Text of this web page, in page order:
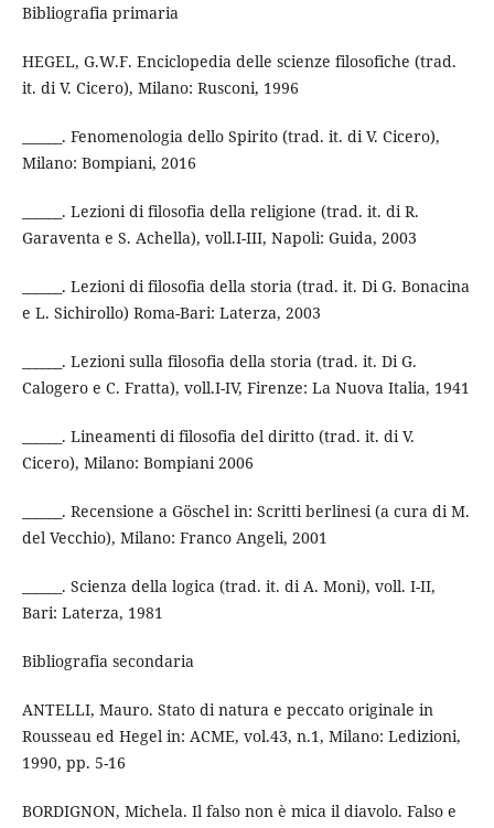
Bibliografia primaria
HEGEL, G.W.F. Enciclopedia delle scienze filosofiche (trad.
it. di V. Cicero), Milano: Rusconi, 1996
______. Fenomenologia dello Spirito (trad. it. di V. Cicero),
Milano: Bompiani, 2016
______. Lezioni di filosofia della religione (trad. it. di R.
Garaventa e S. Achella), voll.I-III, Napoli: Guida, 2003
______. Lezioni di filosofia della storia (trad. it. Di G. Bonacina
e L. Sichirollo) Roma-Bari: Laterza, 2003
______. Lezioni sulla filosofia della storia (trad. it. Di G.
Calogero e C. Fratta), voll.I-IV, Firenze: La Nuova Italia, 1941
______. Lineamenti di filosofia del diritto (trad. it. di V.
Cicero), Milano: Bompiani 2006
______. Recensione a Göschel in: Scritti berlinesi (a cura di M.
del Vecchio), Milano: Franco Angeli, 2001
______. Scienza della logica (trad. it. di A. Moni), voll. I-II,
Bari: Laterza, 1981
Bibliografia secondaria
ANTELLI, Mauro. Stato di natura e peccato originale in
Rousseau ed Hegel in: ACME, vol.43, n.1, Milano: Ledizioni,
1990, pp. 5-16
BORDIGNON, Michela. Il falso non è mica il diavolo. Falso e